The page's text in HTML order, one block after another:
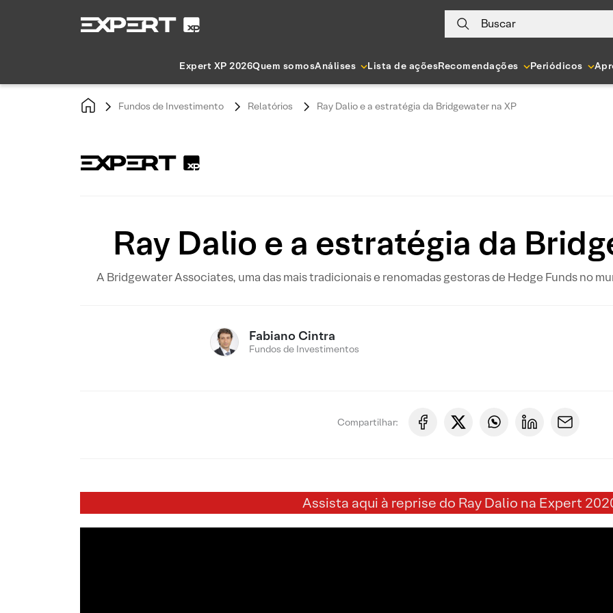
Buscar
Expert XP 2026Quem somosAnálises Lista de açõesRecomendações Periódicos
Fundos de Investimento Relatórios Ray Dalio e a estratégia da Bridgewater na XP
Ray Dalio e a estratégia da
A Bridgewater Associates, uma das mais tradicionais e renomadas gestoras de Hedge Funds no
Fabiano Cintra
Fundos de Investimentos
Compartilhar:
Assista aqui à reprise do Ray Dalio na Expert